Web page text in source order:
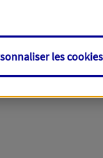
les cookies